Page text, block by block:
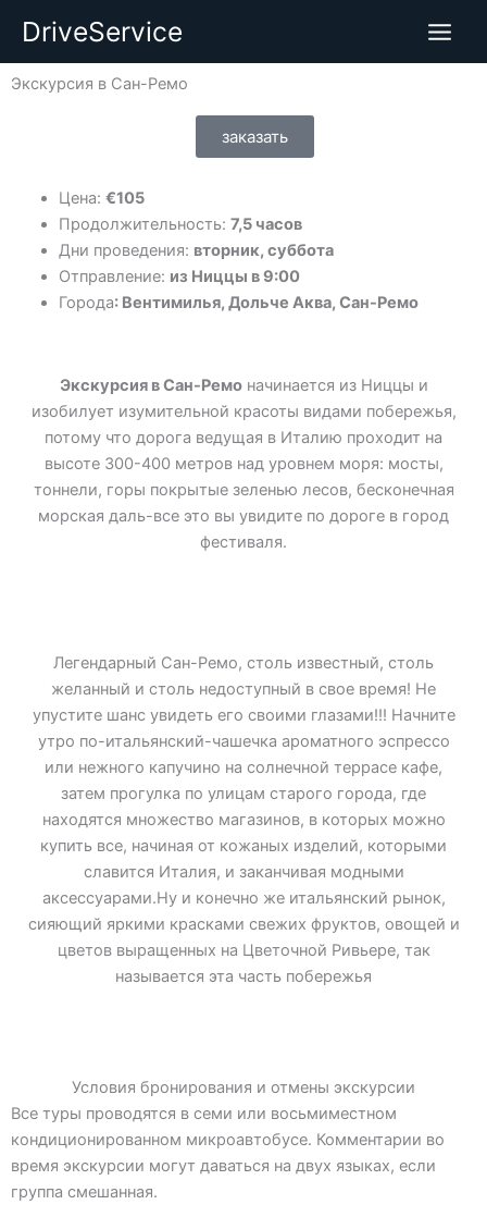
содержимому
DriveService
Экскурсия в Сан-Ремо
заказать
Цена: €105
Продолжительность: 7,5 часов
Дни проведения: вторник, суббота
Отправление: из Ниццы в 9:00
Города: Вентимилья, Дольче Аква, Сан-Ремо
Экскурсия в Сан-Ремоначинается из Ниццы и
изобилует изумительной красоты видами побережья,
потому что дорога ведущая в Италию проходит на
высоте 300-400 метров над уровнем моря: мосты,
тоннели, горы покрытые зеленью лесов, бесконечная
морская даль-все это вы увидите по дороге в город
фестиваля.
Легендарный Сан-Ремо, столь известный, столь
желанный и столь недоступный в свое время! Не
упустите шанс увидеть его своими глазами!!! Начните
утро по-итальянский-чашечка ароматного эспрессо
или нежного капучино на солнечной террасе кафе,
затем прогулка по улицам старого города, где
находятся множество магазинов, в которых можно
купить все, начиная от кожаных изделий, которыми
славится Италия, и заканчивая модными
аксессуарами.Ну и конечно же итальянский рынок,
сияющий яркими красками свежих фруктов, овощей и
цветов выращенных на Цветочной Ривьере, так
называется эта часть побережья
Условия бронирования и отмены экскурсии
Все туры проводятся в семи или восьмиместном
кондиционированном микроавтобусе. Комментарии во
время экскурсии могут даваться на двух языках, если
группа смешанная.